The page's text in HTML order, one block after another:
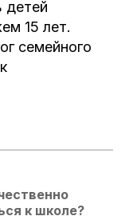
детей
15 лет.
семейного
к школе?